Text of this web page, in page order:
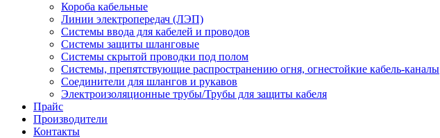
Короба кабельные
Линии электропередач (ЛЭП)
Системы ввода для кабелей и проводов
Системы защиты шланговые
Системы скрытой проводки под полом
Системы, препятствующие распространению огня, огнестойкие кабель-каналы
Соединители для шлангов и рукавов
Электроизоляционные трубы/Трубы для защиты кабеля
Прайс
Производители
Контакты